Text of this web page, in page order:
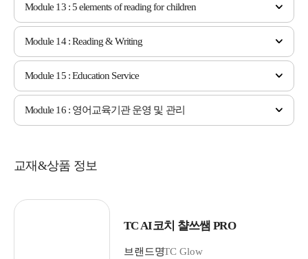
Module 13 : 5 elements of reading for children
Module 14 : Reading & Writing
Module 15 : Education Service
Module 16 : 영어교육기관 운영 및 관리
교재&상품 정보
TC AI코치 챨쓰쌤 PRO
브랜드명TC Glow